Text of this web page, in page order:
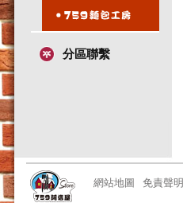
分區聯繫
網站地圖 免責聲明